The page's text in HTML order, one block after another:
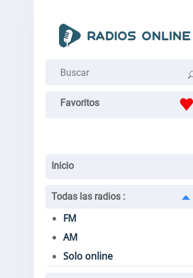
Favoritos
Inicio
Todas las radios :
FM
AM
Solo online